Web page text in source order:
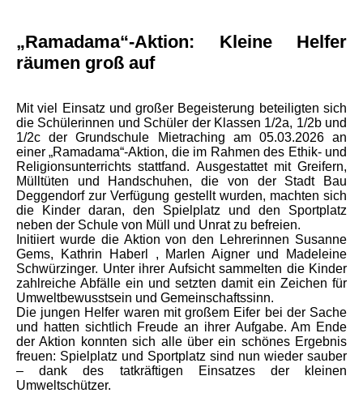
„Ramadama“-Aktion: Kleine Helfer
räumen groß auf
Mit viel Einsatz und großer Begeisterung beteiligten sich
die Schülerinnen und Schüler der Klassen 1/2a, 1/2b und
1/2c der Grundschule Mietraching am 05.03.2026 an
einer „Ramadama“-Aktion, die im Rahmen des Ethik- und
Religionsunterrichts stattfand. Ausgestattet mit Greifern,
Mülltüten und Handschuhen, die von der Stadt Bau
Deggendorf zur Verfügung gestellt wurden, machten sich
die Kinder daran, den Spielplatz und den Sportplatz
neben der Schule von Müll und Unrat zu befreien.
Initiiert wurde die Aktion von den Lehrerinnen Susanne
Gems, Kathrin Haberl , Marlen Aigner und Madeleine
Schwürzinger. Unter ihrer Aufsicht sammelten die Kinder
zahlreiche Abfälle ein und setzten damit ein Zeichen für
Umweltbewusstsein und Gemeinschaftssinn.
Die jungen Helfer waren mit großem Eifer bei der Sache
und hatten sichtlich Freude an ihrer Aufgabe. Am Ende
der Aktion konnten sich alle über ein schönes Ergebnis
freuen: Spielplatz und Sportplatz sind nun wieder sauber
– dank des tatkräftigen Einsatzes der kleinen
Umweltschützer.